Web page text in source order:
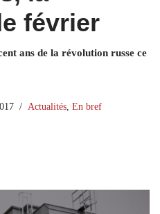
février
ans de la révolution russe ce
Actualités En bref